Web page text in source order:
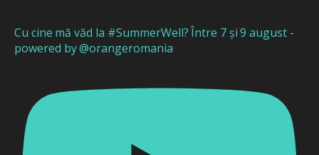
Cu cine mă văd la #SummerWell? Între 7 și 9 august -
powered by @orangeromania